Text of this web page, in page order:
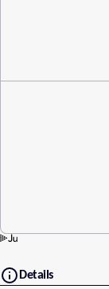
Details